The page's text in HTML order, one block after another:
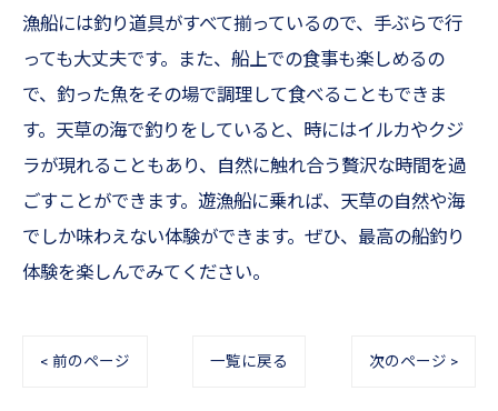
漁船には釣り道具がすべて揃っているので、手ぶらで行
っても大丈夫です。また、船上での食事も楽しめるの
で、釣った魚をその場で調理して食べることもできま
す。天草の海で釣りをしていると、時にはイルカやクジ
ラが現れることもあり、自然に触れ合う贅沢な時間を過
ごすことができます。遊漁船に乗れば、天草の自然や海
でしか味わえない体験ができます。ぜひ、最高の船釣り
体験を楽しんでみてください。
< 前のページ 一覧に戻る 次のページ >